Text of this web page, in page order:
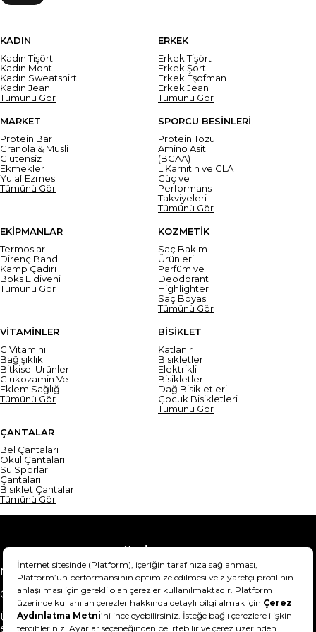
KADIN
Kadın Tişört
Kadın Mont
Kadın Sweatshirt
Kadın Jean
Tümünü Gör
ERKEK
Erkek Tişört
Erkek Şort
Erkek Eşofman
Erkek Jean
Tümünü Gör
MARKET
Protein Bar
Granola & Müsli
Glutensiz
Ekmekler
Yulaf Ezmesi
Tümünü Gör
SPORCU BESİNLERİ
Protein Tozu
Amino Asit
(BCAA)
L Karnitin ve CLA
Güç ve
Performans
Takviyeleri
Tümünü Gör
EKİPMANLAR
Termoslar
Direnç Bandı
Kamp Çadırı
Boks Eldiveni
Tümünü Gör
KOZMETİK
Saç Bakım
Ürünleri
Parfüm ve
Deodorant
Highlighter
Saç Boyası
Tümünü Gör
VİTAMİNLER
C Vitamini
Bağışıklık
Bitkisel Ürünler
Glukozamin Ve
Eklem Sağlığı
Tümünü Gör
BİSİKLET
Katlanır
Bisikletler
Elektrikli
Bisikletler
Dağ Bisikletleri
Çocuk Bisikletleri
Tümünü Gör
ÇANTALAR
Bel Çantaları
Okul Çantaları
Su Sporları
Çantaları
Bisiklet Çantaları
Tümünü Gör
Yardım
Mesafeli Satış Sözleşmesi
Teslimat Bilgisi
Gizlilik Sözleşmesi
Şartlar & Koşullar
Ürünümü nasıl iade
edebilirim?
Hakkımızda